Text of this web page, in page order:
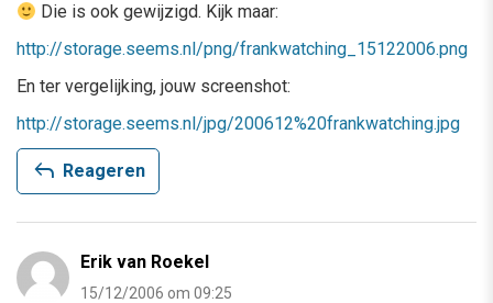
Die is ook gewijzigd. Kijk maar:
http://storage.seems.nl/png/frankwatching_15122006.png
En ter vergelijking, jouw screenshot:
http://storage.seems.nl/jpg/200612%20frankwatching.jpg
reply Reageren
Erik van Roekel
15/12/2006 om 09:25